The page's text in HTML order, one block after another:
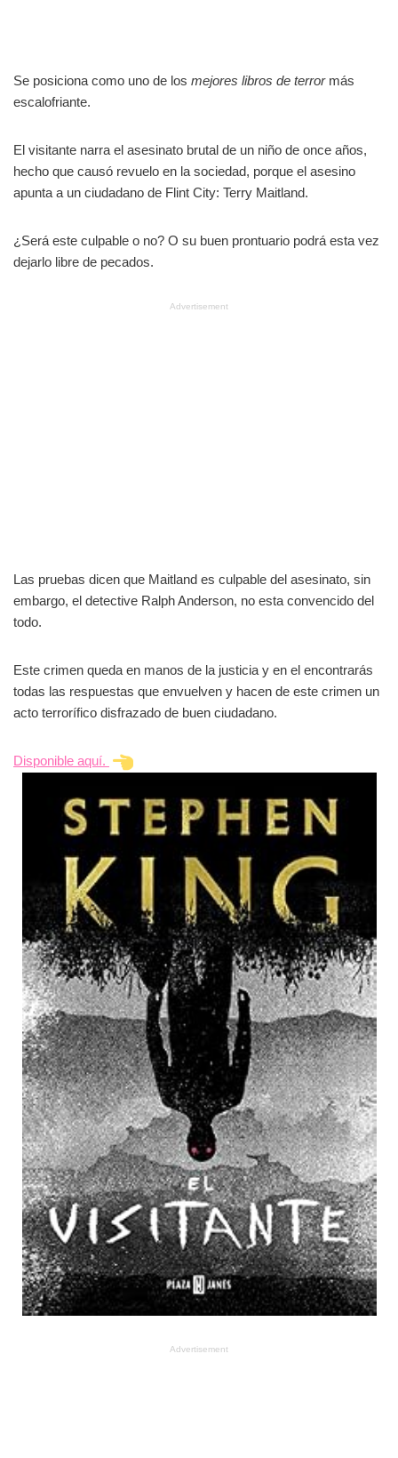
Se posiciona como uno de los mejores libros de terrormás
escalofriante.
El visitante narra el asesinato brutal de un niño de once años,
hecho que causó revuelo en la sociedad, porque el asesino
apunta a un ciudadano de Flint City: Terry Maitland.
¿Será este culpable o no? O su buen prontuario podrá esta vez
dejarlo libre de pecados.
Advertisement
Las pruebas dicen que Maitland es culpable del asesinato, sin
embargo, el detective Ralph Anderson, no esta convencido del
todo.
Este crimen queda en manos de la justicia y en el encontrarás
todas las respuestas que envuelven y hacen de este crimen un
acto terrorífico disfrazado de buen ciudadano.
Disponible aquí.
Advertisement